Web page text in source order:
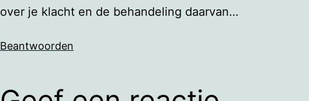
over je klacht en de behandeling daarvan…
Beantwoorden